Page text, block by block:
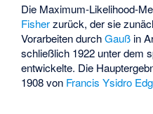
Die Maximum-Likelihood-
Fisherzurück, der sie
Vorarbeiten durchGauß in
schließlich 1922 unter dem
entwickelte. Die
1908 von Francis Ysidro